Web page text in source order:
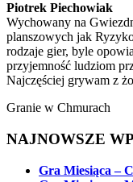
Piotrek Piechowiak
Wychowany na
planszowych jak
rodzaje gier, byle
przyjemność ludziom
Najczęściej grywam z
Granie w Chmurach
NAJNOWSZE
Gra Miesiąca –